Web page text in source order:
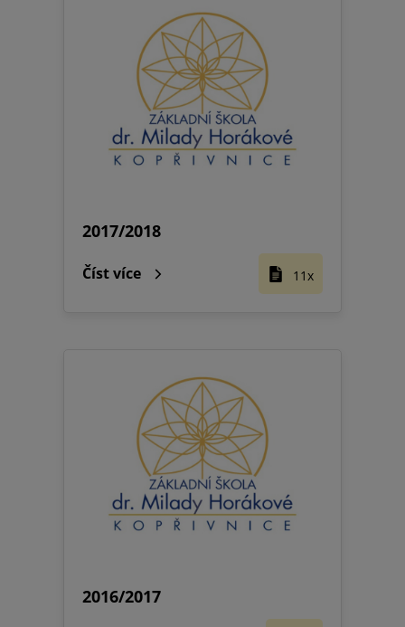
2017/2018
Číst více 11x
2016/2017